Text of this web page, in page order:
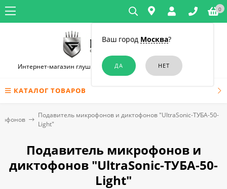
Ваш город Москва?
0
Интернет-магазин глушилок связи и диктофонов в Краснодаре
КАТАЛОГ ТОВАРОВ
Подавитель микрофонов и диктофонов "UltraSonic-ТУБА-50-
Light"
Подавитель микрофонов и
диктофонов "UltraSonic-ТУБА-50-
Light"